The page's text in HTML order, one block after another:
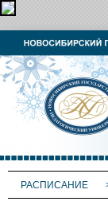
РАСПИСАНИЕ